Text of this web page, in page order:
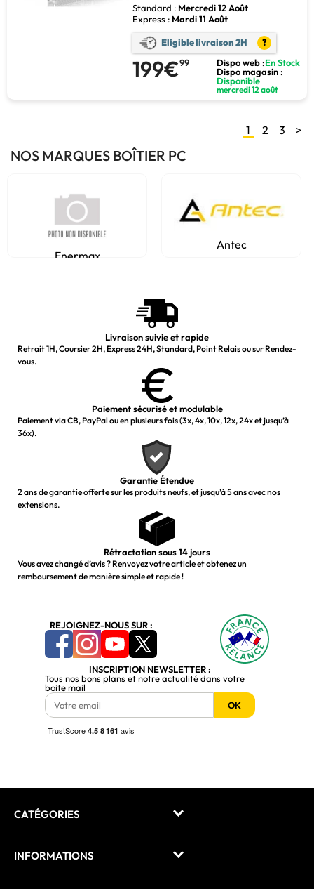
Standard : Mercredi 12 Août
Express : Mardi 11 Août
Eligible livraison 2H ?
199€99 Dispo web :En Stock
Dispo magasin :
Disponible
mercredi 12 août
1 2 3 >
NOS MARQUES BOÎTIER PC
Enermax
Antec
Livraison suivie et rapide
Retrait 1H, Coursier 2H, Express 24H, Standard, Point Relais ou sur Rendez-
vous.
Paiement sécurisé et modulable
Paiement via CB, PayPal ou en plusieurs fois (3x, 4x, 10x, 12x, 24x et jusqu’à
36x).
Garantie Étendue
2 ans de garantie offerte sur les produits neufs, et jusqu’à 5 ans avec nos
extensions.
Rétractation sous 14 jours
Vous avez changé d’avis ? Renvoyez votre article et obtenez un
remboursement de manière simple et rapide !
REJOIGNEZ-NOUS SUR :
INSCRIPTION NEWSLETTER :
Tous nos bons plans et notre actualité dans votre
boite mail
OK
CATÉGORIES
INFORMATIONS